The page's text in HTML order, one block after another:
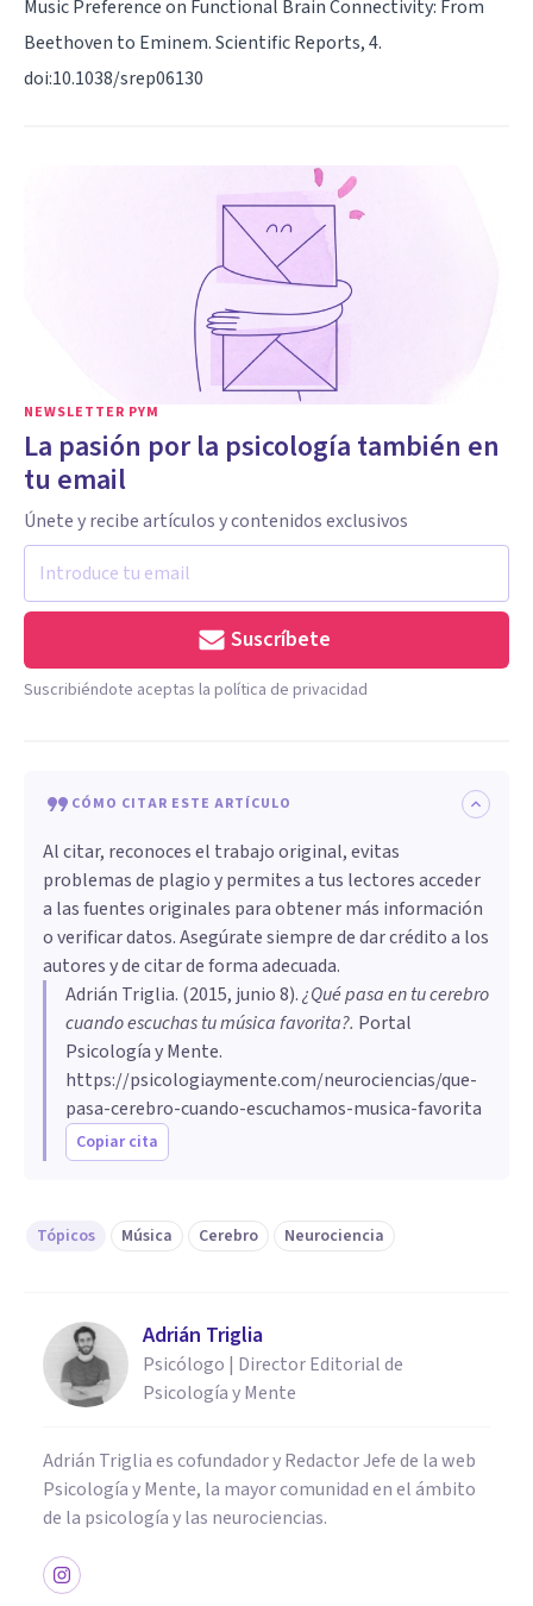
Music Preference on Functional Brain Connectivity: From
Beethoven to Eminem. Scientific Reports, 4.
doi:10.1038/srep06130
NEWSLETTER PYM
La pasión por la psicología también en
tu email
Únete y recibe artículos y contenidos exclusivos
Suscríbete
Suscribiéndote aceptas la política de privacidad
CÓMO CITAR ESTE ARTÍCULO
Al citar, reconoces el trabajo original, evitas
problemas de plagio y permites a tus lectores acceder
a las fuentes originales para obtener más información
o verificar datos. Asegúrate siempre de dar crédito a los
autores y de citar de forma adecuada.
Adrián Triglia. (2015, junio 8).¿Qué pasa en tu cerebro
cuando escuchas tu música favorita?. Portal
Psicología y Mente.
https://psicologiaymente.com/neurociencias/que-
pasa-cerebro-cuando-escuchamos-musica-favorita
Copiar cita
Tópicos Música Cerebro Neurociencia
Adrián Triglia
Psicólogo | Director Editorial de
Psicología y Mente
Adrián Triglia es cofundador y Redactor Jefe de la web
Psicología y Mente, la mayor comunidad en el ámbito
de la psicología y las neurociencias.